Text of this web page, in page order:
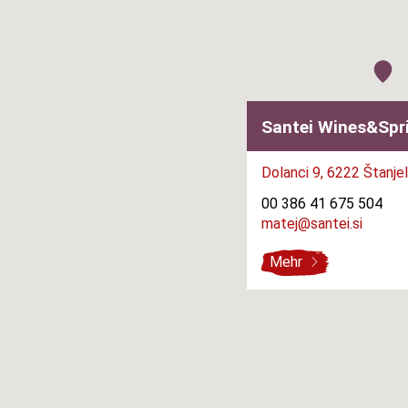
Santei
Dolanci 9, 6222 Štanjel
00 386 41 675 504
matej@santei.si
Mehr